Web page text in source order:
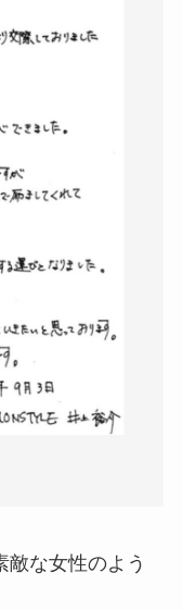
敵な女性のよう